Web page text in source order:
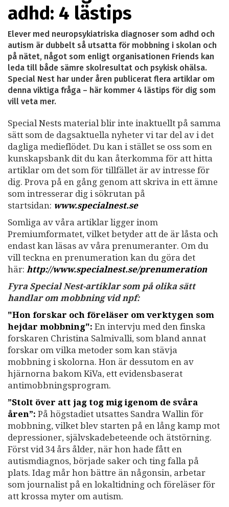
adhd: 4 lästips
Elever med neuropsykiatriska diagnoser som adhd och
autism är dubbelt så utsatta för mobbning i skolan och
på nätet, något som enligt organisationen Friends kan
leda till både sämre skolresultat och psykisk ohälsa.
Special Nest har under åren publicerat flera artiklar om
denna viktiga fråga – här kommer 4 lästips för dig som
vill veta mer.
Special Nests material blir inte inaktuellt på samma
sätt som de dagsaktuella nyheter vi tar del av i det
dagliga medieflödet. Du kan i stället se oss som en
kunskapsbank dit du kan återkomma för att hitta
artiklar om det som för tillfället är av intresse för
dig. Prova på en gång genom att skriva in ett ämne
som intresserar dig i sökrutan på
startsidan: www.specialnest.se
Somliga av våra artiklar ligger inom
Premiumformatet, vilket betyder att de är låsta och
endast kan läsas av våra prenumeranter. Om du
vill teckna en prenumeration kan du göra det
här: http://www.specialnest.se/prenumeration
Fyra Special Nest-artiklar som på olika sätt
handlar om mobbning vid npf:
"Hon forskar och föreläser om verktygen som
hejdar mobbning": En intervju med den finska
forskaren Christina Salmivalli, som bland annat
forskar om vilka metoder som kan stävja
mobbning i skolorna. Hon är dessutom en av
hjärnorna bakom KiVa, ett evidensbaserat
antimobbningsprogram.
”Stolt över att jag tog mig igenom de svåra
åren”: På högstadiet utsattes Sandra Wallin för
mobbning, vilket blev starten på en lång kamp mot
depressioner, självskadebeteende och ätstörning.
Först vid 34 års ålder, när hon hade fått en
autismdiagnos, började saker och ting falla på
plats. Idag mår hon bättre än någonsin, arbetar
som journalist på en lokaltidning och föreläser för
att krossa myter om autism.